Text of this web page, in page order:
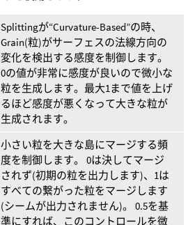
Splittingが“Curvature-Based”の時、
Grain(粒)がサーフェスの法線方向の
変化を検出する感度を制御します。
0の値が非常に感度が良いので微小な
粒を生成します。最大1まで値を上げ
るほど感度が悪くなって大きな粒が
生成されます。
小さい粒を大きな島にマージする頻
度を制御します。 0は決してマージ
されず(初期の粒を出力します)、1は
すべての繋がった粒をマージします
(シームが出力されません)。 0.5を基
準にすれば、このコントロールを微